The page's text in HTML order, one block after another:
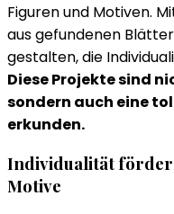
Figuren und Motiven.
aus gefundenen
gestalten, die
Diese Projekte sind
sondern auch eine
erkunden.
Individualität
Motive